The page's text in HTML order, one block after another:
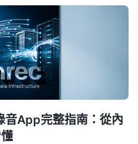
App完整指南：從內